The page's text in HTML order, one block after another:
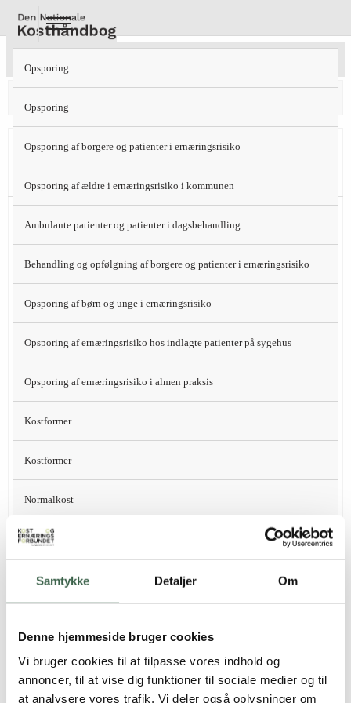
Samtykke Detaljer Om
Denne hjemmeside bruger cookies
Vi bruger cookies til at tilpasse vores indhold og
annoncer, til at vise dig funktioner til sociale medier og til
at analysere vores trafik. Vi deler også oplysninger om
hovedindhold
Opsporing
Opsporing
Opsporing af borgere og patienter i ernæringsrisiko
Opsporing af ældre i ernæringsrisiko i kommunen
Ambulante patienter og patienter i dagsbehandling
Behandling og opfølgning af borgere og patienter i ernæringsrisiko
Opsporing af børn og unge i ernæringsrisiko
Opsporing af ernæringsrisiko hos indlagte patienter på sygehus
Opsporing af ernæringsrisiko i almen praksis
Kostformer
Kostformer
Normalkost
Normalkost
Voksne
Gravide
Ammende
Energireduceret Normalkost 8 MJ
Tidlig
morgen
energi
sukker (5 g)
1 appelsin (125 g)
1 stk. fuldkornsbrød (50 g)
1 skive ost 30+ (20 g)
1 glas skummetmælk (150 ml)
Kaffe/te
Formiddag ½ banan (50 g)
29 % af
energi
1 leverpostejmad (15 g) med agurk (20 g)
1 kartoffelmad (30 g) med mayonnaise (5
g), purløg (2 g)